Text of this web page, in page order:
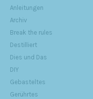
Anleitungen
Archiv
Break the rules
Destilliert
Dies und Das
DIY
Gebasteltes
Gerührtes